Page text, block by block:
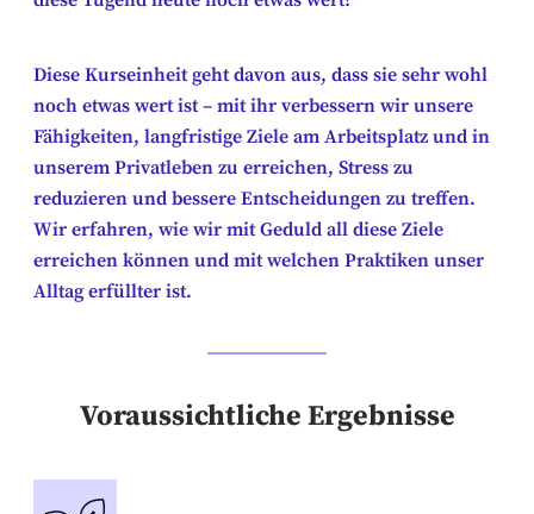
Diese Kurseinheit geht davon aus, dass sie sehr wohl
noch etwas wert ist – mit ihr verbessern wir unsere
Fähigkeiten, langfristige Ziele am Arbeitsplatz und in
unserem Privatleben zu erreichen, Stress zu
reduzieren und bessere Entscheidungen zu treffen.
Wir erfahren, wie wir mit Geduld all diese Ziele
erreichen können und mit welchen Praktiken unser
Alltag erfüllter ist.
Voraussichtliche Ergebnisse